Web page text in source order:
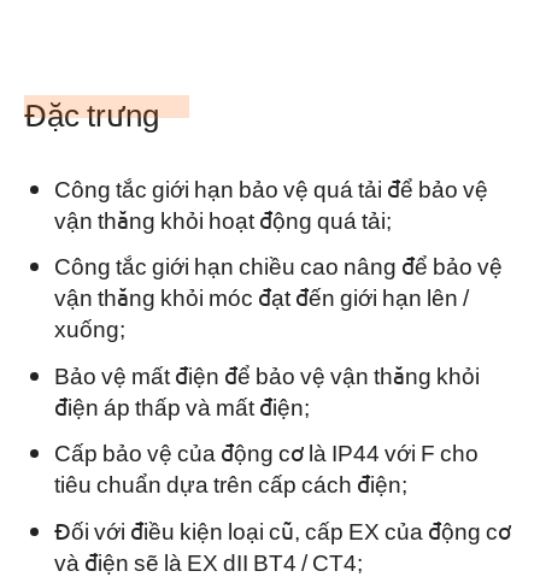
Đặc trưng
Công tắc giới hạn bảo vệ quá tải để bảo vệ
vận thăng khỏi hoạt động quá tải;
Công tắc giới hạn chiều cao nâng để bảo vệ
vận thăng khỏi móc đạt đến giới hạn lên /
xuống;
Bảo vệ mất điện để bảo vệ vận thăng khỏi
điện áp thấp và mất điện;
Cấp bảo vệ của động cơ là IP44 với F cho
tiêu chuẩn dựa trên cấp cách điện;
Đối với điều kiện loại cũ, cấp EX của động cơ
và điện sẽ là EX dII BT4 / CT4;